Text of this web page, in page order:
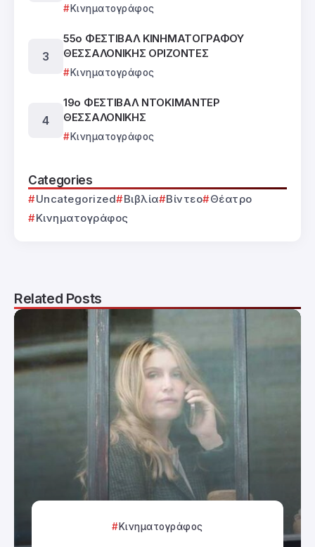
Κινηματογράφος
55ο ΦΕΣΤΙΒΑΛ ΚΙΝΗΜΑΤΟΓΡΑΦΟΥ
ΘΕΣΣΑΛΟΝΙΚΗΣ ΟΡΙΖΟΝΤΕΣ
Κινηματογράφος
19ο ΦΕΣΤΙΒΑΛ ΝΤΟΚΙΜΑΝΤΕΡ
ΘΕΣΣΑΛΟΝΙΚΗΣ
Κινηματογράφος
Categories
Uncategorized Βιβλία Βίντεο
Θέατρο
Κινηματογράφος
Related Posts
Κινηματογράφος